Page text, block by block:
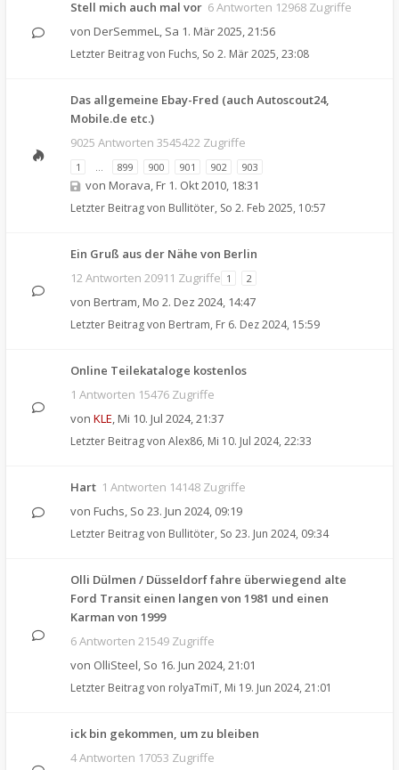
Stell mich auch mal vor 6 Antworten 12968 Zugriffe
von DerSemmeL, Sa 1. Mär 2025, 21:56
Letzter Beitrag von Fuchs, So 2. Mär 2025, 23:08
Das allgemeine Ebay-Fred (auch Autoscout24,
Mobile.de etc.)
9025 Antworten 3545422 Zugriffe
1 … 899 900 901 902 903
von Morava, Fr 1. Okt 2010, 18:31
Letzter Beitrag von Bullitöter, So 2. Feb 2025, 10:57
Ein Gruß aus der Nähe von Berlin
12 Antworten 20911 Zugriffe 1 2
von Bertram, Mo 2. Dez 2024, 14:47
Letzter Beitrag von Bertram, Fr 6. Dez 2024, 15:59
Online Teilekataloge kostenlos
1 Antworten 15476 Zugriffe
von KLE, Mi 10. Jul 2024, 21:37
Letzter Beitrag von Alex86, Mi 10. Jul 2024, 22:33
Hart 1 Antworten 14148 Zugriffe
von Fuchs, So 23. Jun 2024, 09:19
Letzter Beitrag von Bullitöter, So 23. Jun 2024, 09:34
Olli Dülmen / Düsseldorf fahre überwiegend alte
Ford Transit einen langen von 1981 und einen
Karman von 1999
6 Antworten 21549 Zugriffe
von OlliSteel, So 16. Jun 2024, 21:01
Letzter Beitrag von rolyaTmiT, Mi 19. Jun 2024, 21:01
ick bin gekommen, um zu bleiben
4 Antworten 17053 Zugriffe